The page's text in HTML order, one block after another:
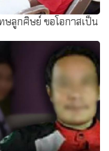
ษลูกศิษย์ ขอโอกาสเป็น